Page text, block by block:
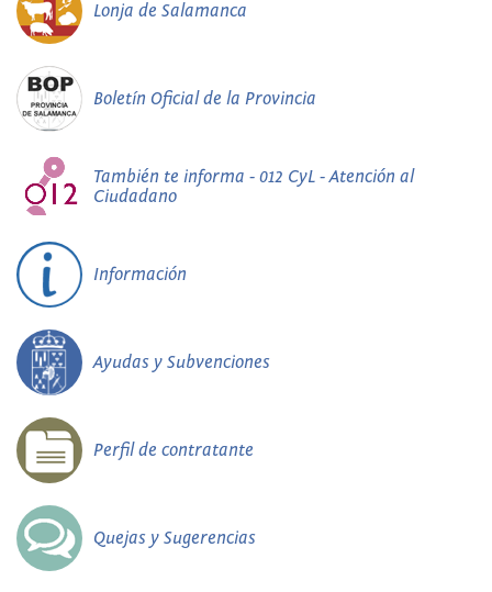
Lonja de Salamanca
Boletín Oficial de la Provincia
También te informa - 012 CyL - Atención al
Ciudadano
Información
Ayudas y Subvenciones
Perfil de contratante
Quejas y Sugerencias